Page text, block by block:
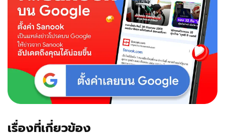
เรื่องที่เกี่ยวข้อง